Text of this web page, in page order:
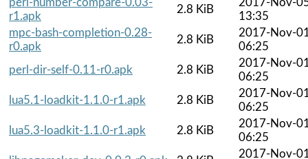
r1.apk
2.8 KiB
13:35
mpc-bash-completion-0.28-
r0.apk
2.8 KiB
2017-Nov-
06:25
perl-dir-self-0.11-r0.apk
2.8 KiB
2017-Nov-
06:25
lua5.1-loadkit-1.1.0-r1.apk
2.8 KiB
2017-Nov-
06:25
lua5.3-loadkit-1.1.0-r1.apk
2.8 KiB
2017-Nov-
06:25
2017-Nov-